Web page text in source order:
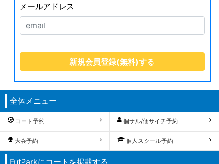
メールアドレス
全体メニュー
コート予約 個サル/個サイチ予約
大会予約 個人スクール予約
FutParkにコートを掲載する